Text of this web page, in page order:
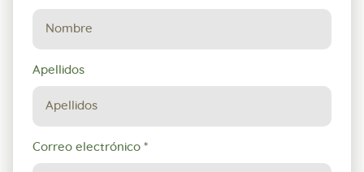
de
reserva
Apellidos
Correo electrónico *